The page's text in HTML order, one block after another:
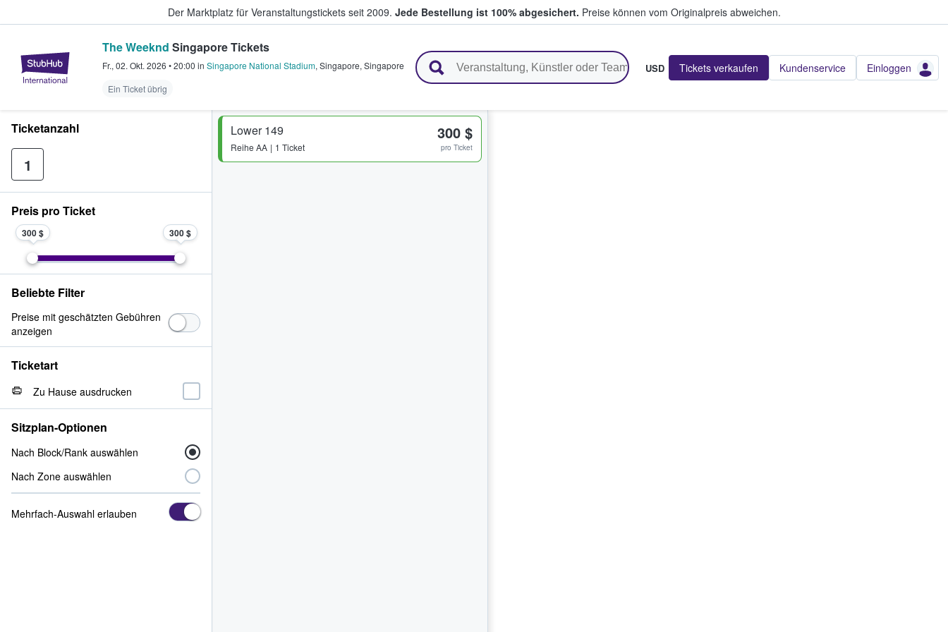
Der Marktplatz für Veranstaltungstickets seit 2009. Jede Bestellung ist 100% abgesichert. Preise können vom Originalpreis abweichen.
StubHub - Wo Fans Tickets kaufen & verkaufen
The Weeknd Singapore Tickets
Fr., 02. Okt. 2026 •20:00 in Singapore National Stadium, Singapore, Singapore
Ein Ticket übrig
USD Tickets verkaufen Kundenservice Einloggen
Lower 149
Reihe AA 1 Ticket
300 $
pro Ticket
Ticketanzahl
1
Preis pro Ticket
300 $ 300 $
Beliebte Filter
Preise mit geschätzten Gebühren
anzeigen
Ticketart
Zu Hause ausdrucken
Sitzplan-Optionen
Nach Block/Rank auswählen
Nach Zone auswählen
Mehrfach-Auswahl erlauben